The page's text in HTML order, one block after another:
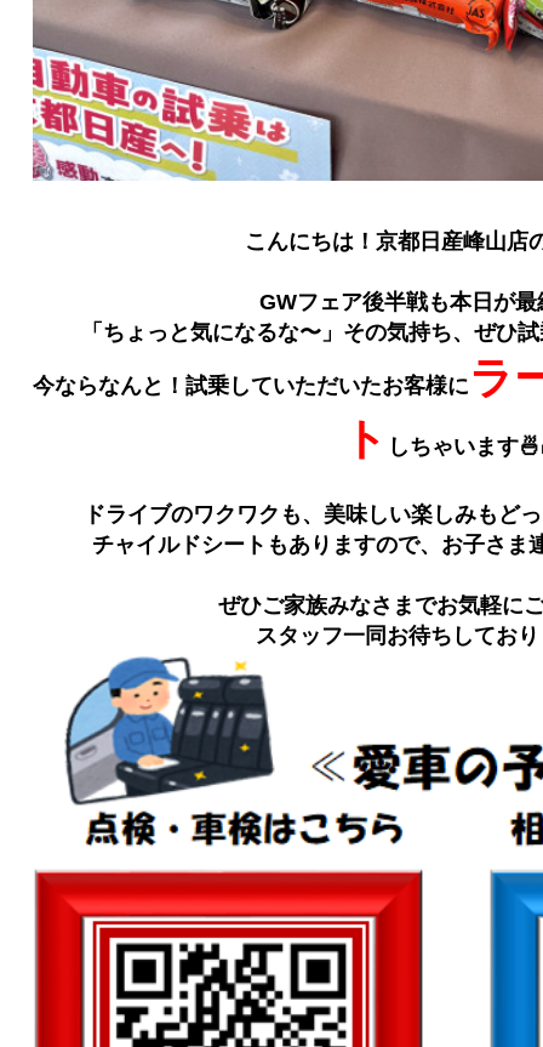
こんにちは！京都日産峰山店
GWフェア後半戦も本日が最
「ちょっと気になるな〜」その気持ち、ぜひ
今ならなんと！試乗していただいたお客様に ラ
ト しちゃいます
ドライブのワクワクも、美味しい楽しみもど
チャイルドシートもありますので、お子さま
ぜひご家族みなさまでお気軽に
スタッフ一同お待ちしてお